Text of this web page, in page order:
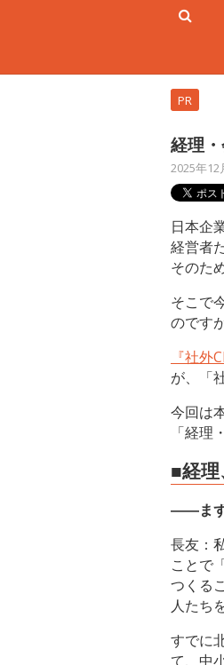
PR
経理
2025年12
日本企
経営者
そのた
そこで
のです
『社
が、「
今回は
「経理
■経
――まず
長友：
ことで
つくる
人たち
すでに
て、中